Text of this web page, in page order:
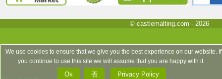
© castlemalting.com - 2026
We use cookies to ensure that we give you the best experience on our website. If
you continue to use this site we will assume that you are happy with it.
Ok 否 Privacy Policy